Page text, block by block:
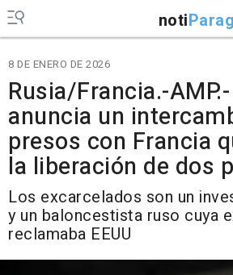
noti
8 DE ENERO DE 2026
Rusia/Francia.-
anuncia un
presos con Francia
la liberación de dos
Los excarcelados son un
y un baloncestista ruso cuya
reclamaba EEUU